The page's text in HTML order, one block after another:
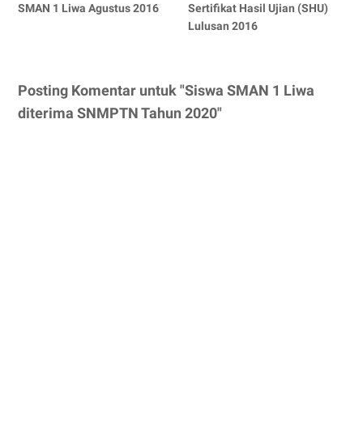
SMAN 1 Liwa Agustus 2016
Sertifikat Hasil Ujian (SHU)
Lulusan 2016
Posting Komentar untuk "Siswa SMAN 1 Liwa
diterima SNMPTN Tahun 2020"